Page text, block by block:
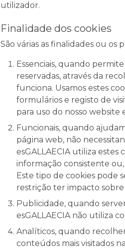
utilizador.
Finalidade dos cookies
São várias as finalidades ou os
Essenciais, quando
reservadas, através da
funciona. Usamos estes
formulários e registo de
para uso do nosso website
Funcionais, quando
página web, não
esGALLAECIA utiliza
informação consistente
Este tipo de cookies pode
restrição ter impacto sobre
Publicidade, quando
esGALLAECIA não utiliza
Analíticos, quando
conteúdos mais visitados